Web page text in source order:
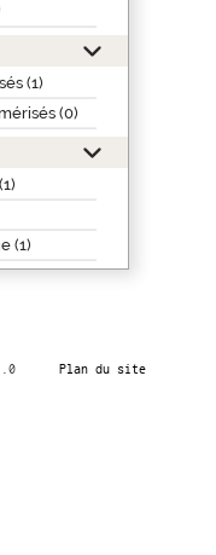
(1)
(0)
(1)
Plan du site